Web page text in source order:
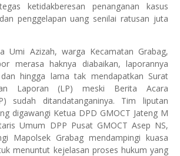
ketidakberesan penanganan kasus
penggelapan uang senilai ratusan juta
Umi Azizah, warga Kecamatan Grabag,
merasa haknya diabaikan, laporannya
hingga lama tak mendapatkan Surat
Laporan (LP) meski Berita Acara
sudah ditandatanganinya. Tim liputan
digawangi Ketua DPD GMOCT Jateng M
Umum DPP Pusat GMOCT Asep NS,
Mapolsek Grabag mendampingi kuasa
menuntut kejelasan proses hukum yang